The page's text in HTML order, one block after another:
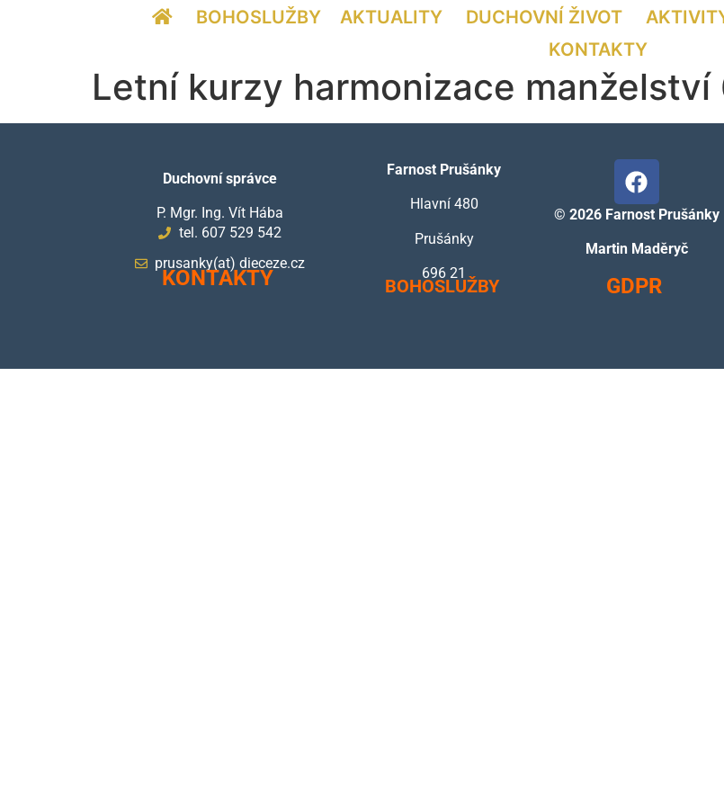
BOHOSLUŽBY AKTUALITY DUCHOVNÍ ŽIVOT
KONTAKTY
Letní kurzy harmonizace manželství
Duchovní správce
P. Mgr. Ing. Vít Hába
tel. 607 529 542
prusanky(at) dieceze.cz
KONTAKTY
Farnost Prušánky
Hlavní 480
Prušánky
696 21
BOHOSLUŽBY
© 2026 Farnost Prušánky
Martin Maděryč
GDPR